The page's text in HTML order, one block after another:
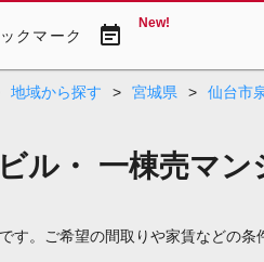
クマーク event_note New!
地域から探す > 宮城県 > 仙台市
ル・ 一棟売マン
。ご希望の間取りや家賃などの条